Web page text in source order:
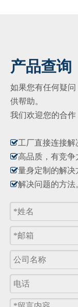
产品查询
如果您有任何疑
供帮助。
我们欢迎您的合作
工厂直接连接解
高品质，有竞争
量身定制的解决
解决问题的方法